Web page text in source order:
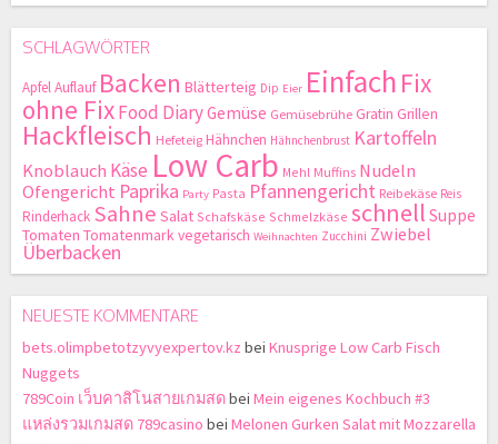
SCHLAGWÖRTER
ApfelAuflauf Backen Blätterteig Dip Eier Einfach Fix
ohne FixFood DiaryGemüse Gemüsebrühe Gratin Grillen
Hackfleisch Hefeteig Hähnchen Hähnchenbrust Kartoffeln
Knoblauch Käse Low Carb Mehl Muffins Nudeln
Ofengericht Paprika Party Pasta Pfannengericht Reibekäse Reis
Rinderhack Sahne Salat Schafskäse Schmelzkäse schnell Suppe
Tomaten Tomatenmarkvegetarisch Weihnachten Zucchini Zwiebel
Überbacken
NEUESTE KOMMENTARE
bets.olimpbetotzyvyexpertov.kz bei Knusprige Low Carb Fisch
Nuggets
789Coin เว็บคาสิโนสายเกมสดbei Mein eigenes Kochbuch #3
แหล่งรวมเกมสด 789casino bei Melonen Gurken Salat mit Mozzarella